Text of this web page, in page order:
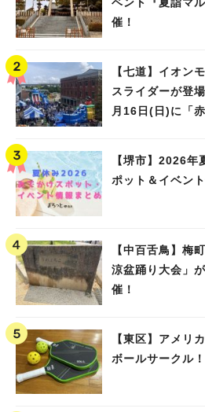
ベント『夏詣マ
催！
【七道】イオン
スライダーが登
月16日(日)に「
【堺市】2026年
ポット＆イベン
【中百舌鳥】梅
涼盆踊り大会」
催！
【東区】アメリ
ボールサークル